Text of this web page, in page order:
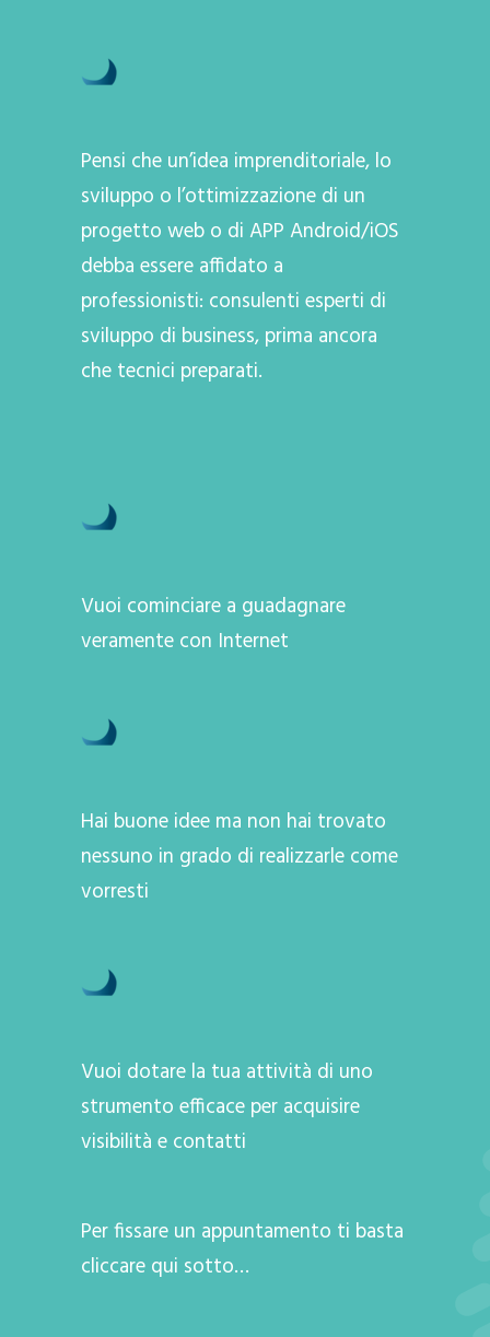
Pensi che un’idea imprenditoriale, lo
sviluppo o l’ottimizzazione di un
progetto web o di APP Android/iOS
debba essere affidato a
professionisti: consulenti esperti di
sviluppo di business, prima ancora
che tecnici preparati.
Vuoi cominciare a guadagnare
veramente con Internet
Hai buone idee ma non hai trovato
nessuno in grado di realizzarle come
vorresti
Vuoi dotare la tua attività di uno
strumento efficace per acquisire
visibilità e contatti
Per fissare un appuntamento ti basta
cliccare qui sotto…